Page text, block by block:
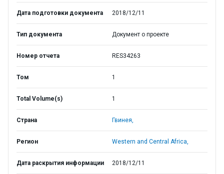
Дата подготовки документа 2018/12/11
Тип документа Документ о проекте
Номер отчета RES34263
Том 1
Total Volume(s) 1
Страна Гвинея,
Регион Western and Central Africa,
Дата раскрытия информации 2018/12/11